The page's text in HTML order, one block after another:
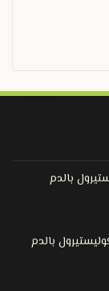
بالدم
بالدم